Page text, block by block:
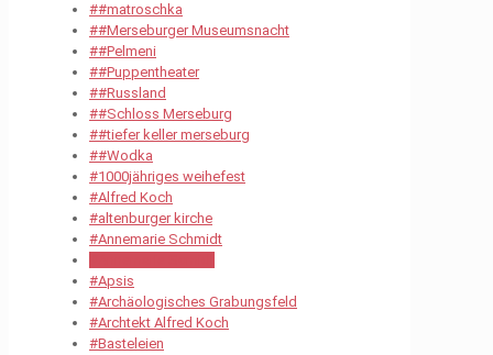
##matroschka
##Merseburger Museumsnacht
##Pelmeni
##Puppentheater
##Russland
##Schloss Merseburg
##tiefer keller merseburg
##Wodka
#1000jähriges weihefest
#Alfred Koch
#altenburger kirche
#Annemarie Schmidt
#Apsis
#Archäologisches Grabungsfeld
#Archtekt Alfred Koch
#Basteleien